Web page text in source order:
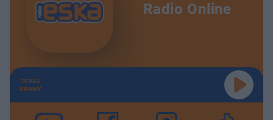
Radio Online
TERAZ
GRAMY